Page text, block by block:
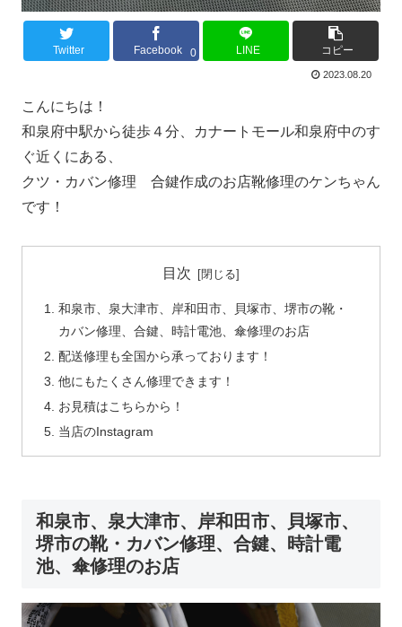
Twitter Facebook 0 LINE コピー
2023.08.20
こんにちは！
和泉府中駅から徒歩４分、カナートモール和泉府中のす
ぐ近くにある、
クツ・カバン修理 合鍵作成のお店靴修理のケンちゃん
です！
目次
和泉市、泉大津市、岸和田市、貝塚市、堺市の靴・
カバン修理、合鍵、時計電池、傘修理のお店
配送修理も全国から承っております！
他にもたくさん修理できます！
お見積はこちらから！
当店のInstagram
和泉市、泉大津市、岸和田市、貝塚市、
堺市の靴・カバン修理、合鍵、時計電
池、傘修理のお店